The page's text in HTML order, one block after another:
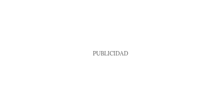
PUBLICIDAD